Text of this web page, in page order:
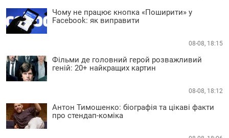
Чому не працює кнопка «Поширити» у
Facebook: як виправити
08-08, 18:15
Фільми де головний герой розважливий
геній: 20+ найкращих картин
08-08, 18:12
Антон Тимошенко: біографія та цікаві факти
про стендап-коміка